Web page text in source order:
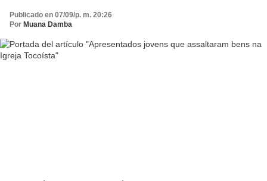
Publicado en 07/09/p. m. 20:26
Por Muana Damba